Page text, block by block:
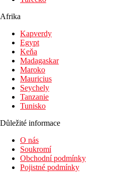
Afrika
Kapverdy
Egypt
Keňa
Madagaskar
Maroko
Mauricius
Seychely
Tanzanie
Tunisko
Důležité informace
O nás
Soukromí
Obchodní podmínky
Pojistné podmínky